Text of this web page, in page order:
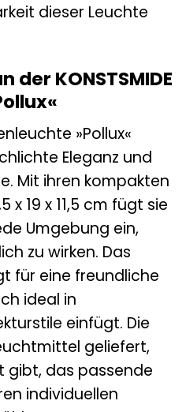
dieser Leuchte
der KONSTSMIDE
»Pollux«
Eleganz und
Mit ihren kompakten
x 19 x 11,5 cm fügt sie
Umgebung ein,
zu wirken. Das
für eine freundliche
ideal in
einfügt. Die
geliefert,
gibt, das passende
individuellen